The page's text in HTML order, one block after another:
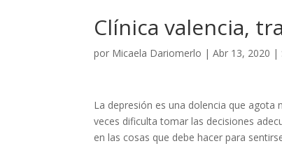
Clínica valencia,
por Micaela Dariomerlo |Abr 13, 2020 |
La depresión es una dolencia que agota
veces dificulta tomar las decisiones
en las cosas que debe hacer para